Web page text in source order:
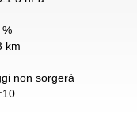
km
non sorgerà